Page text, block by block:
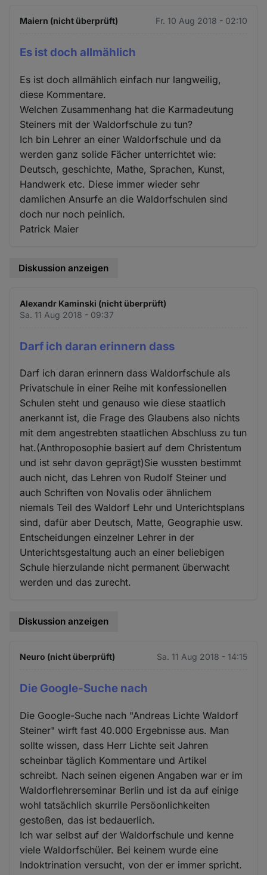
Maiern (nicht überprüft) Fr. 10 Aug 2018 - 02:10
Es ist doch allmählich
Es ist doch allmählich einfach nur langweilig,
diese Kommentare.
Welchen Zusammenhang hat die Karmadeutung
Steiners mit der Waldorfschule zu tun?
Ich bin Lehrer an einer Waldorfschule und da
werden ganz solide Fächer unterrichtet wie:
Deutsch, geschichte, Mathe, Sprachen, Kunst,
Handwerk etc. Diese immer wieder sehr
damlichen Ansurfe an die Waldorfschulen sind
doch nur noch peinlich.
Patrick Maier
Diskussion anzeigen
Alexandr Kaminski (nicht überprüft)
Sa. 11 Aug 2018 - 09:37
Darf ich daran erinnern dass
Darf ich daran erinnern dass Waldorfschule als
Privatschule in einer Reihe mit konfessionellen
Schulen steht und genauso wie diese staatlich
anerkannt ist, die Frage des Glaubens also nichts
mit dem angestrebten staatlichen Abschluss zu tun
hat.(Anthroposophie basiert auf dem Christentum
und ist sehr davon geprägt)Sie wussten bestimmt
auch nicht, das Lehren von Rudolf Steiner und
auch Schriften von Novalis oder ähnlichem
niemals Teil des Waldorf Lehr und Unterichtsplans
sind, dafür aber Deutsch, Matte, Geographie usw.
Entscheidungen einzelner Lehrer in der
Unterichtsgestaltung auch an einer beliebigen
Schule hierzulande nicht permanent überwacht
werden und das zurecht.
Diskussion anzeigen
Neuro (nicht überprüft) Sa. 11 Aug 2018 - 14:15
Die Google-Suche nach
Die Google-Suche nach "Andreas Lichte Waldorf
Steiner" wirft fast 40.000 Ergebnisse aus. Man
sollte wissen, dass Herr Lichte seit Jahren
scheinbar täglich Kommentare und Artikel
schreibt. Nach seinen eigenen Angaben war er im
Waldorflehrerseminar Berlin und ist da auf einige
wohl tatsächlich skurrile Persöonlichkeiten
gestoßen, das ist bedauerlich.
Ich war selbst auf der Waldorfschule und kenne
viele Waldorfschüler. Bei keinem wurde eine
Indoktrination versucht, von der er immer spricht.